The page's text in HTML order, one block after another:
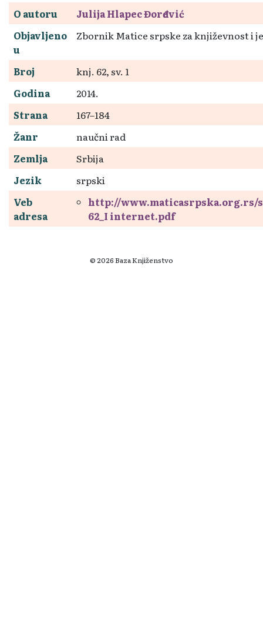
O autoru
Julija Hlapec Đorđević
Objavljeno
u
Zbornik Matice srpske za književnost i
Broj
knj. 62, sv. 1
Godina
2014.
Strana
167–184
Žanr
naučni rad
Zemlja
Srbija
Jezik
srpski
Veb
adresa
http://
62_I internet.pdf
© 2026 Baza Knjiženstvo